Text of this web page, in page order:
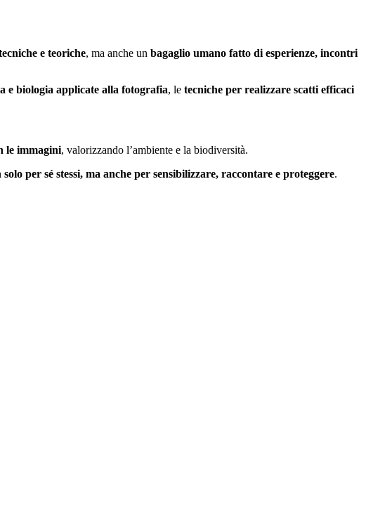
e teoriche, ma anche un bagaglio umano fatto di esperienze, incontri
e biologia applicate alla fotografia, le tecniche per realizzare scatti efficaci
le immagini, valorizzando l’ambiente e la biodiversità.
per sé stessi, ma anche per sensibilizzare, raccontare e proteggere.